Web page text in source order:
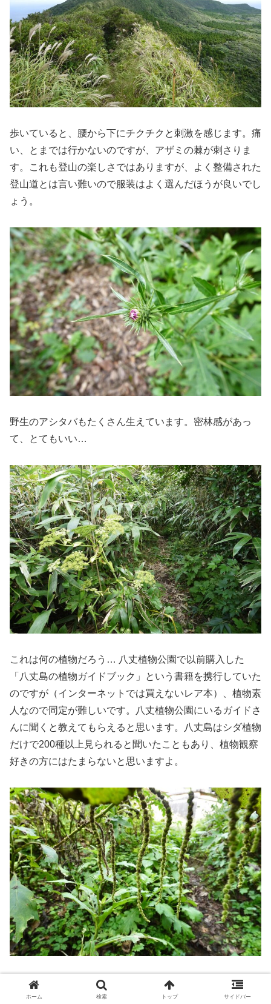
歩いていると、腰から下にチクチクと刺激を感じます。痛
い、とまでは行かないのですが、アザミの棘が刺さりま
す。これも登山の楽しさではありますが、よく整備された
登山道とは言い難いので服装はよく選んだほうが良いでし
ょう。
野生のアシタバもたくさん生えています。密林感があっ
て、とてもいい…
これは何の植物だろう… 八丈植物公園で以前購入した
「八丈島の植物ガイドブック」という書籍を携行していた
のですが（インターネットでは買えないレア本）、植物素
人なので同定が難しいです。八丈植物公園にいるガイドさ
んに聞くと教えてもらえると思います。八丈島はシダ植物
だけで200種以上見られると聞いたこともあり、植物観察
好きの方にはたまらないと思いますよ。
ようやく「東京都防災行政無線・三原山中継所」に到着し
ました。
ホーム 検索 トップ サイドバー